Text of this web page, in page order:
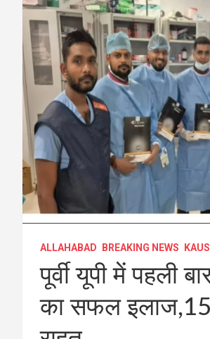
ALLAHABAD BREAKING NEWS
पूर्वी यूपी में पहली
का सफल इलाज,15